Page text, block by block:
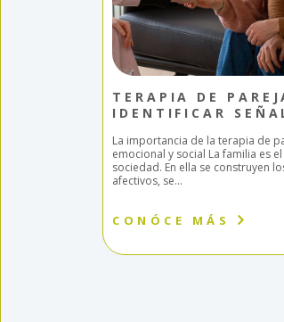
TERAPIA DE
IDENTIFICAR
La importancia de la terapia de
emocional y social La familia es
sociedad. En ella se construyen
afectivos, se...
CONÓCE MÁS